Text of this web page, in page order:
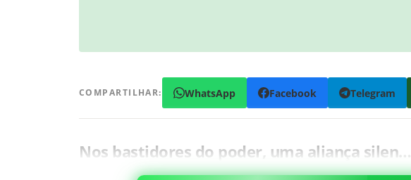
COMPARTILHAR: WhatsApp Facebook Telegram
Nos bastidores do poder, uma aliança silen…